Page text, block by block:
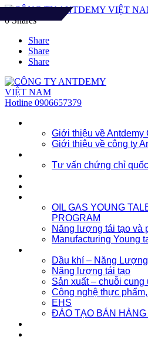
0Shares
Share
Share
Share
Hotline 0906657379
Giới thiệu về Antdemy
Giới thiệu về công ty
Tư vấn chứng chỉ
OIL GAS YOUNG
PROGRAM
Năng lượng tái tạo và
Manufacturing Young
Dầu khí – Năng Lượng
Năng lượng tái tạo
Sản xuất – chuỗi cung
Công nghệ thực
EHS
ĐÀO TẠO BÁN HÀNG